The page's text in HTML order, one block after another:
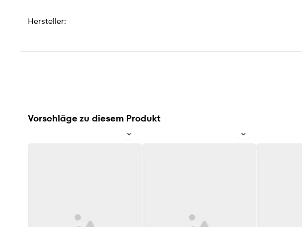
Hersteller:
Vorschläge zu diesem Produkt